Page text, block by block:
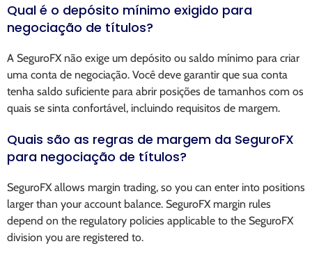
Qual é o depósito mínimo exigido para
negociação de títulos?
A SeguroFX não exige um depósito ou saldo mínimo para criar
uma conta de negociação. Você deve garantir que sua conta
tenha saldo suficiente para abrir posições de tamanhos com os
quais se sinta confortável, incluindo requisitos de margem.
Quais são as regras de margem da SeguroFX
para negociação de títulos?
SeguroFX allows margin trading, so you can enter into positions
larger than your account balance. SeguroFX margin rules
depend on the regulatory policies applicable to the SeguroFX
division you are registered to.